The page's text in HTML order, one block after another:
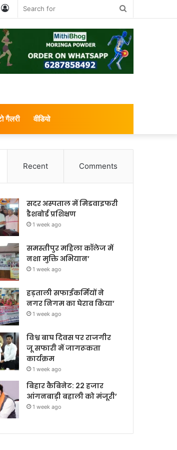
Log
गैलरी वीडियो
Recent Comments
सदर अस्पताल में मिडवाइफरी
डैशबोर्ड प्रशिक्षण
1 week ago
समस्तीपुर महिला कॉलेज में
नशा मुक्ति अभियान’
1 week ago
हड़ताली सफाईकर्मियों ने
नगर निगम का घेराव किया’
1 week ago
विश्व बाघ दिवस पर राजगीर
जू सफारी में जागरूकता
कार्यक्रम
1 week ago
बिहार कैबिनेट: 22 हजार
आंगनबाड़ी बहाली को मंजूरी’
1 week ago